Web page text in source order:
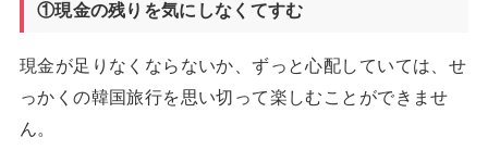
①現金の残りを気にしなくてすむ
現金が足りなくならないか、ずっと心配していては、せ
っかくの韓国旅行を思い切って楽しむことができませ
ん。